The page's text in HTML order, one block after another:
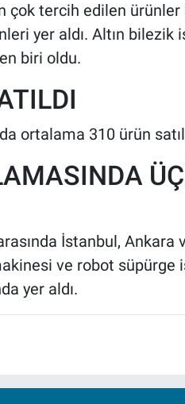
çok tercih edilen ürünler
yer aldı. Altın bilezik
biri oldu.
ortalama 310 ürün
İstanbul, Ankara
ve robot süpürge
yer aldı.